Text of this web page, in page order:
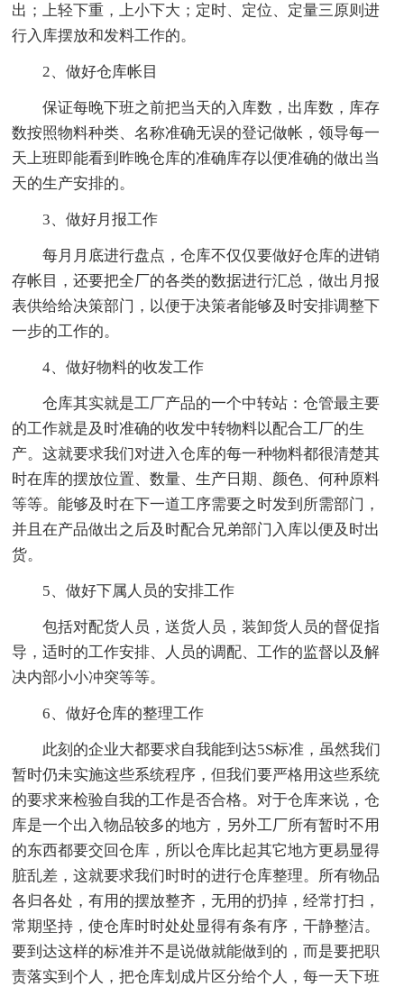
出；上轻下重，上小下大；定时、定位、定量三原则进
行入库摆放和发料工作的。
2、做好仓库帐目
保证每晚下班之前把当天的入库数，出库数，库存
数按照物料种类、名称准确无误的登记做帐，领导每一
天上班即能看到昨晚仓库的准确库存以便准确的做出当
天的生产安排的。
3、做好月报工作
每月月底进行盘点，仓库不仅仅要做好仓库的进销
存帐目，还要把全厂的各类的数据进行汇总，做出月报
表供给给决策部门，以便于决策者能够及时安排调整下
一步的工作的。
4、做好物料的收发工作
仓库其实就是工厂产品的一个中转站：仓管最主要
的工作就是及时准确的收发中转物料以配合工厂的生
产。这就要求我们对进入仓库的每一种物料都很清楚其
时在库的摆放位置、数量、生产日期、颜色、何种原料
等等。能够及时在下一道工序需要之时发到所需部门，
并且在产品做出之后及时配合兄弟部门入库以便及时出
货。
5、做好下属人员的安排工作
包括对配货人员，送货人员，装卸货人员的督促指
导，适时的工作安排、人员的调配、工作的监督以及解
决内部小小冲突等等。
6、做好仓库的整理工作
此刻的企业大都要求自我能到达5S标准，虽然我们
暂时仍未实施这些系统程序，但我们要严格用这些系统
的要求来检验自我的工作是否合格。对于仓库来说，仓
库是一个出入物品较多的地方，另外工厂所有暂时不用
的东西都要交回仓库，所以仓库比起其它地方更易显得
脏乱差，这就要求我们时时的进行仓库整理。所有物品
各归各处，有用的摆放整齐，无用的扔掉，经常打扫，
常期坚持，使仓库时时处处显得有条有序，干静整洁。
要到达这样的标准并不是说做就能做到的，而是要把职
责落实到个人，把仓库划成片区分给个人，每一天下班